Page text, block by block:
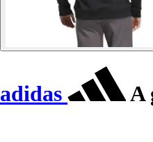
adidas A